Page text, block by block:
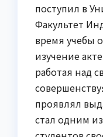
поступил в
Факультет
время учебы
изучение
работая над
проявлял
стал одним